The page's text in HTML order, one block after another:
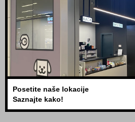
Posetite naše lokacije
Saznajte kako!